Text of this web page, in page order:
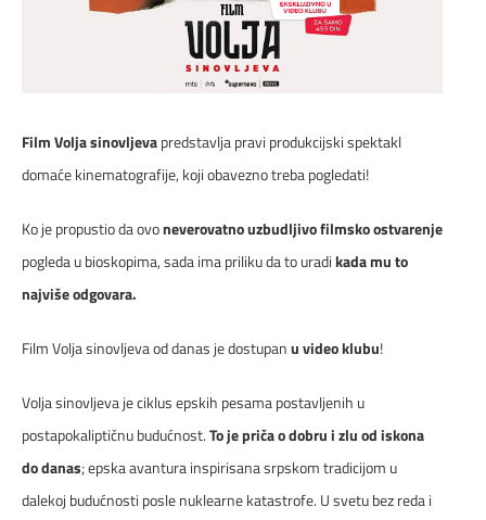
DIGITALNI SERVISI
ČESTA PITANJA
MAPA POKRIVENOSTI
KONTAKTIRAJTE NAS
PRODAJNA MESTA
MAPA BRZINA
Film Volja sinovljevapredstavlja pravi produkcijski spektakl
domaće kinematografije, koji obavezno treba pogledati!
Ko je propustio da ovoneverovatno uzbudljivo filmsko ostvarenje
pogleda u bioskopima, sada ima priliku da to uradikada mu to
najviše odgovara.
Film Volja sinovljeva od danas je dostupanu video klubu!
Volja sinovljeva je ciklus epskih pesama postavljenih u
postapokaliptičnu budućnost.To je priča o dobru i zlu od iskona
do danas; epska avantura inspirisana srpskom tradicijom u
dalekoj budućnosti posle nuklearne katastrofe. U svetu bez reda i